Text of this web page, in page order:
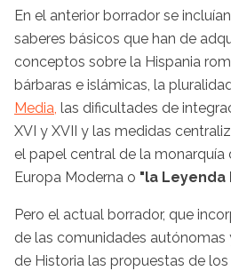
En el anterior borrador se
saberes básicos que han de
conceptos sobre la Hispania
bárbaras e islámicas, la
Media, las dificultades de
XVI y XVII y las medidas
el papel central de la monarquía
Europa Moderna o "la Leyenda
Pero el actual borrador, que
de las comunidades
de Historia las propuestas de